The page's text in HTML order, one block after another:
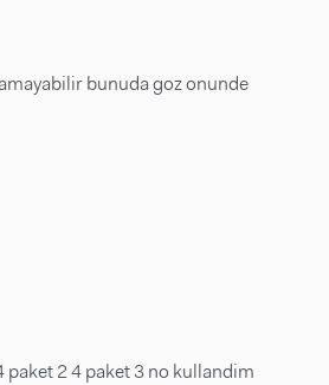
bunuda goz onunde
2 4 paket 3 no kullandim